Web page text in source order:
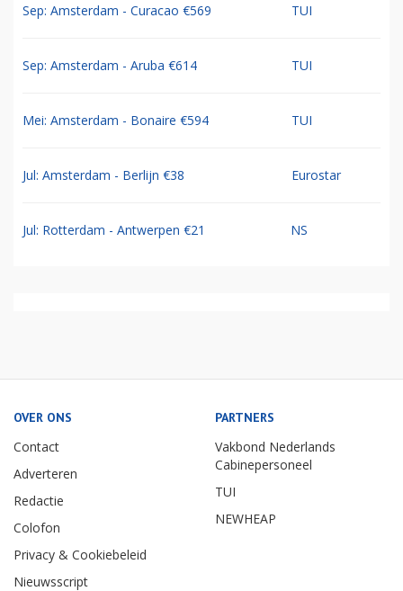
Sep: Amsterdam - Curacao €569 TUI
Sep: Amsterdam - Aruba €614 TUI
Mei: Amsterdam - Bonaire €594 TUI
Jul: Amsterdam - Berlijn €38 Eurostar
Jul: Rotterdam - Antwerpen €21 NS
OVER ONS
Contact
Adverteren
Redactie
Colofon
Privacy & Cookiebeleid
Nieuwsscript
PARTNERS
Vakbond Nederlands
Cabinepersoneel
TUI
NEWHEAP